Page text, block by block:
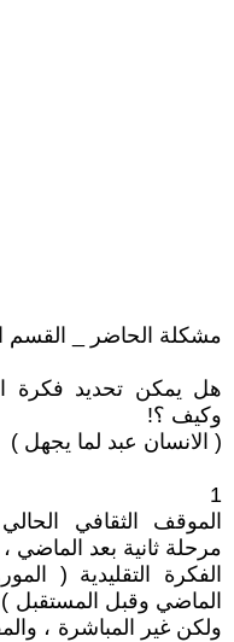
مشكلة الحاضر _ القسم
هل يمكن تحديد فكرة
وكيف ؟!
( الانسان عبد لما يجهل )
1
مرحلة ثانية بعد الماضي
الفكرة التقليدية (
الماضي وقبل المستقبل
ولكن غير المباشرة ،